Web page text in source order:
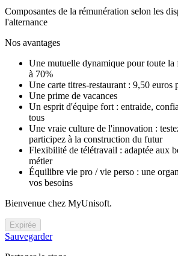
Composantes de la rémunération selon les
l'alternance
Nos avantages
Une mutuelle dynamique pour toute la
à 70%
Une carte titres-restaurant : 9,50 euros
Une prime de vacances
Un esprit d'équipe fort : entraide,
tous
Une vraie culture de l'innovation :
participez à la construction du futur
Flexibilité de télétravail : adaptée aux
métier
Équilibre vie pro / vie perso : une
vos besoins
Bienvenue chez MyUnisoft.
Expirée
Sauvegarder